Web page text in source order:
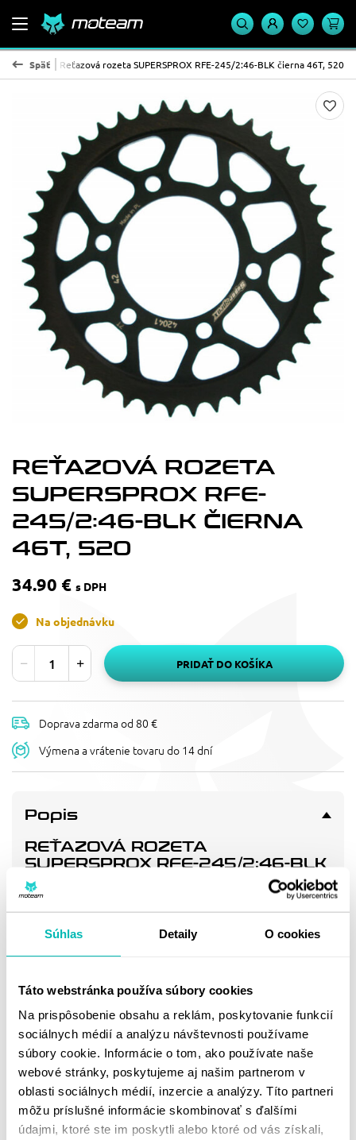
Súhlas Detaily O cookies
Táto webstránka používa súbory cookies
Na prispôsobenie obsahu a reklám, poskytovanie funkcií
sociálnych médií a analýzu návštevnosti používame
súbory cookie. Informácie o tom, ako používate naše
webové stránky, poskytujeme aj našim partnerom v
oblasti sociálnych médií, inzercie a analýzy. Títo partneri
môžu príslušné informácie skombinovať s ďalšími
údajmi, ktoré ste im poskytli alebo ktoré od vás získali,
Späť
- oceľ Reťazová rozeta SUPERSPROX RFE-245/2:46-BLK čierna 46T, 520
REŤAZOVÁ ROZETA
SUPERSPROX RFE-
245/2:46-BLK ČIERNA
46T, 520
34.90 € s DPH
Na objednávku
PRIDAŤ DO KOŠÍKA
Doprava zdarma od 80 €
Výmena a vrátenie tovaru do 14 dní
Popis
REŤAZOVÁ ROZETA
SUPERSPROX RFE-245/2:46-BLK
ČIERNA 46T, 520
Pevnější zuby = vyšší životnost řetězové sady až o 10%.
Rozeta 46z, řetěz 520.
MOHLO BY SA VÁM
PÁČIŤ